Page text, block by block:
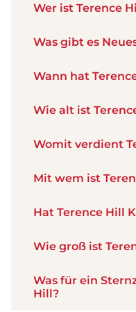
Wer ist Terence
Was gibt es
Wann hat
Wie alt ist
Womit verdient
Mit wem ist
Hat Terence Hill
Wie groß ist
Was für ein
Hill?